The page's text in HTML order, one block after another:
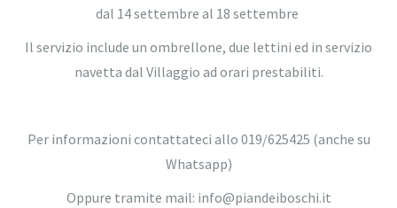
dal 14 settembre al 18 settembre
Il servizio include un ombrellone, due lettini ed in servizio
navetta dal Villaggio ad orari prestabiliti.
Per informazioni contattateci allo 019/625425 (anche su
Whatsapp)
Oppure tramite mail: info@piandeiboschi.it